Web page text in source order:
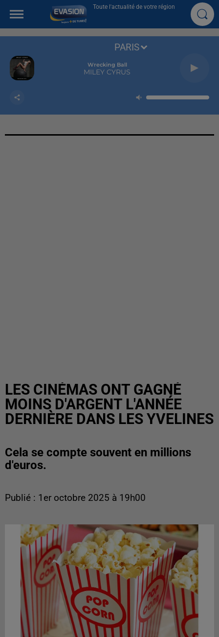
Toute l'actualité de votre région
Wrecking Ball
MILEY CYRUS
PARIS
LES CINÉMAS ONT GAGNÉ
MOINS D'ARGENT L'ANNÉE
DERNIÈRE DANS LES YVELINES
Cela se compte souvent en millions
d'euros.
Publié : 1er octobre 2025 à 19h00